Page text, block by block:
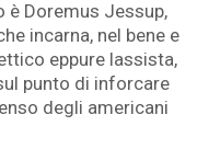
è Doremus Jessup,
incarna, nel bene e
eppure lassista,
punto di inforcare
degli americani